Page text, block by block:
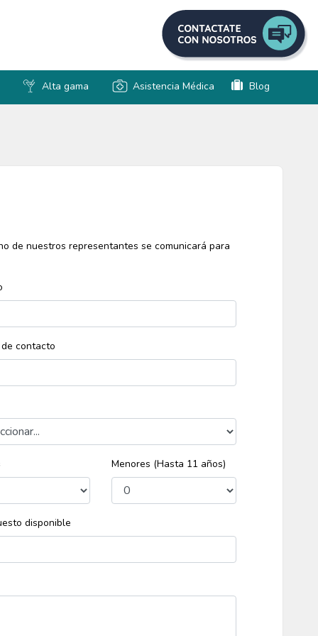
Alta gama Asistencia Médica Blog
de nuestros representantes se comunicará para
contacto
Menores (Hasta 11 años)
disponible